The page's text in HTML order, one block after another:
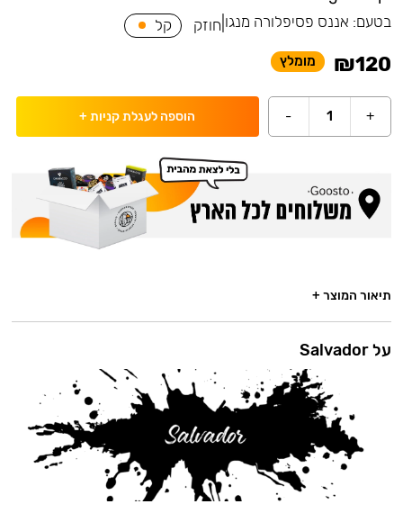
בטעם: אננס פסיפלורה מנגו חוזק קל
₪120 מומלץ
+
1
- הוספה לעגלת קניות +
תיאור המוצר +
על Salvador